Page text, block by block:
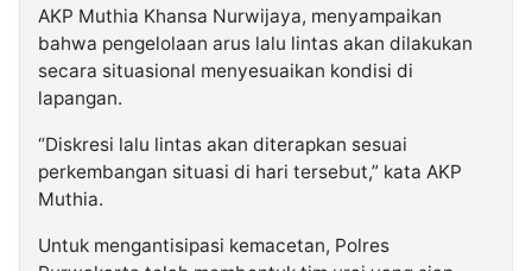
AKP Muthia Khansa Nurwijaya, menyampaikan
bahwa pengelolaan arus lalu lintas akan dilakukan
secara situasional menyesuaikan kondisi di
lapangan.
“Diskresi lalu lintas akan diterapkan sesuai
perkembangan situasi di hari tersebut,” kata AKP
Muthia.
Untuk mengantisipasi kemacetan, Polres